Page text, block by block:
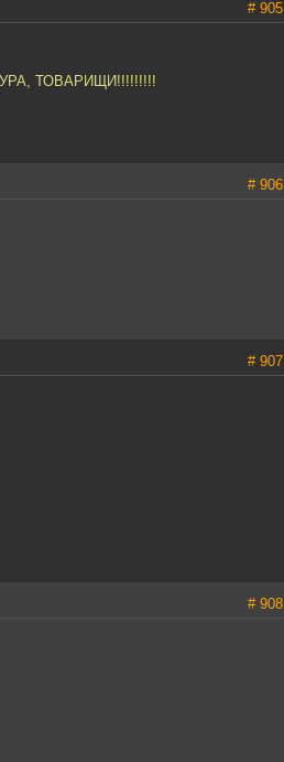
# 905
ТОВАРИЩИ!!!!!!!!!
# 906
# 907
# 908